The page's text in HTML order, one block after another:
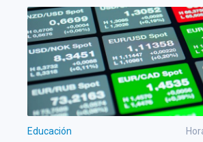
Educación